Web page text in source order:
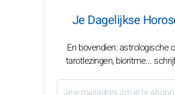
Je Dagelijkse
En bovendien: astrologische
tarotlezingen, bioritme...